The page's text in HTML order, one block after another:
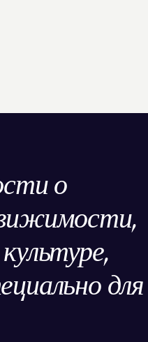
о
для